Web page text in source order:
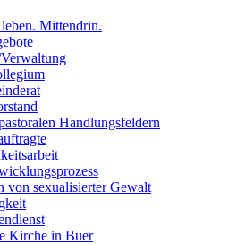
Mittendrin.
Handlungsfeldern
von sexualisierter Gewalt
Kirche in Buer